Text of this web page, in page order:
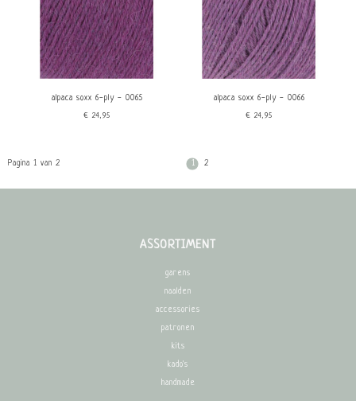
alpaca soxx 6-ply - 0065
€24,95
alpaca soxx 6-ply - 0066
€24,95
Pagina 1 van 2 1 2
ASSORTIMENT
garens
naalden
accessories
patronen
kits
kado's
handmade